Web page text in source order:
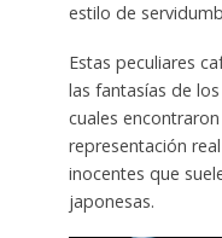
estilo de
Estas peculiares
las fantasías de
cuales
representación
inocentes que
japonesas.